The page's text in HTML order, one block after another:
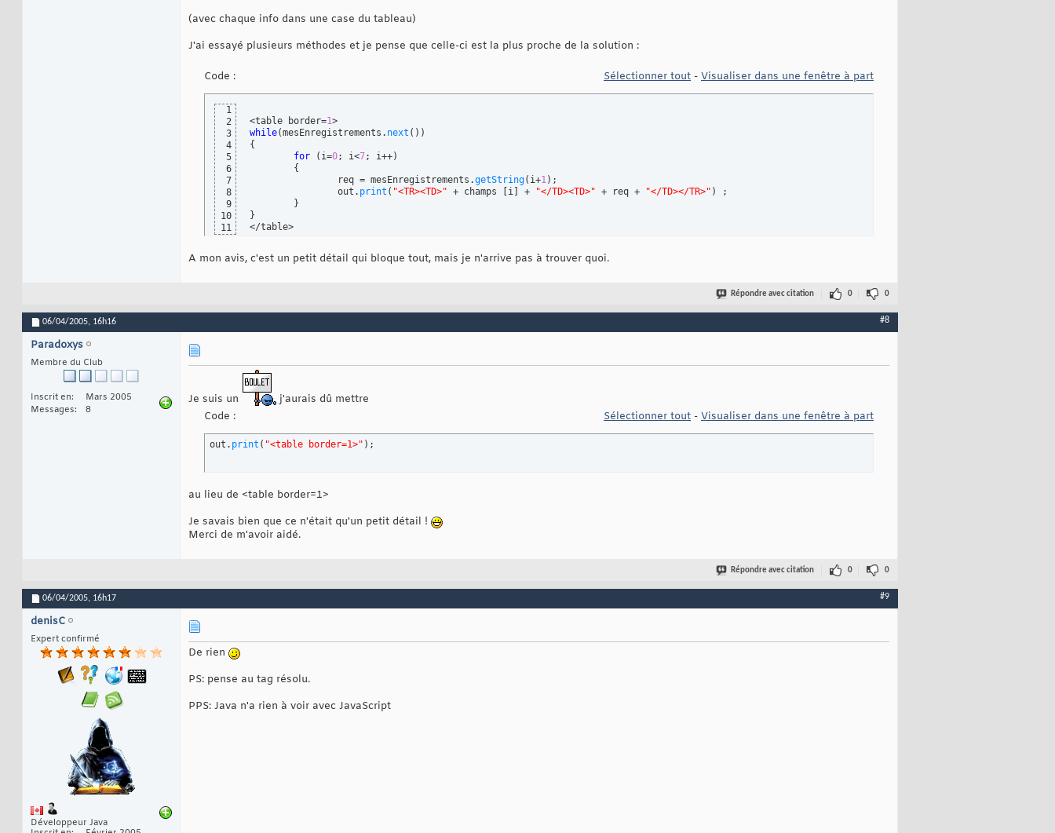
(avec chaque info dans une case du tableau)
J'ai essayé plusieurs méthodes et je pense que celle-ci est la plus proche de la solution :
Code : Sélectionner tout - Visualiser dans une fenêtre à part
1
2
3
4
5
6
7
8
9
10
11
<table border=1
while(mesEnregistrements. next ( ) )
{
for
( i=0; i<7; i++)
{
		req = mesEnregistrements.
getString( i+1 ) ;
		out.
print ( "<TR><TD>" + champs [i ] + "</TD><TD>" + req + "</TD></TR>" )
;
}
}
</table>
A mon avis, c'est un petit détail qui bloque tout, mais je n'arrive pas à trouver quoi.
Répondre avec citation 0 0
06/04/2005, 16h16 #8
Paradoxys
Membre du Club
Inscrit en
Mars 2005
Messages
8
Je suis un
j'aurais dû mettre
Code :
Sélectionner tout - Visualiser dans une fenêtre à part
out. print ( "<table border=1>" ) ;
au lieu de <table border=1>
Je savais bien que ce n'était qu'un petit détail !
Merci de m'avoir aidé.
Répondre avec citation 0 0
06/04/2005, 16h17 #9
denisC
Expert confirmé
Développeur Java
De rien
PS: pense au tag résolu.
PPS: Java n'a rien à voir avec JavaScript